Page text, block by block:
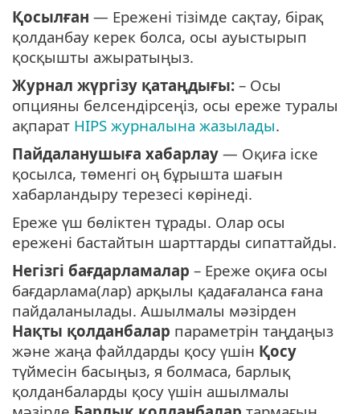
Қосылған — Ережені тізімде сақтау, бірақ
қолданбау керек болса, осы ауыстырып
қосқышты ажыратыңыз.
Журнал жүргізу қатаңдығы: – Осы
опцияны белсендірсеңіз, осы ереже туралы
ақпарат HIPS журналына жазылады.
Пайдаланушыға хабарлау — Оқиға іске
қосылса, төменгі оң бұрышта шағын
хабарландыру терезесі көрінеді.
Ереже үш бөліктен тұрады. Олар осы
ережені бастайтын шарттарды сипаттайды.
Негізгі бағдарламалар – Ереже оқиға осы
бағдарлама(лар) арқылы қадағаланса ғана
пайдаланылады. Ашылмалы мәзірден
Нақты қолданбалар параметрін таңдаңыз
және жаңа файлдарды қосу үшін Қосу
түймесін басыңыз, я болмаса, барлық
қолданбаларды қосу үшін ашылмалы